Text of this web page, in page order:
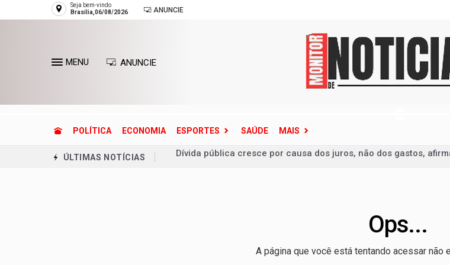
Seja bem-vindo
Brasília,06/08/2026
ANUNCIE
MENU ANUNCIE
POLÍTICA ECONOMIA ESPORTES SAÚDE MAIS
ÚLTIMAS NOTÍCIAS
Defesa Civil reconhece situação de emergência em quatro
Endereços de Planaltina terão fornecimento de energia
Ops...
A página que você está tentando acessar não